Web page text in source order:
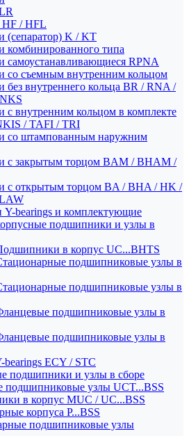
HF / HFL
(сепаратор) K / KT
комбинированного типа
RPNA
со съемным внутренним кольцом
внутреннего кольца BR / RNA /
внутренним кольцом в комплекте
/ TAFI / TRI
со штампованным наружним
с закрытым торцом BAM / BHAM /
с открытым торцом BA / BHA / HK /
bearings и комплектующие
подшипники и узлы в
в корпус UC...BHTS
подшипниковые узлы в
подшипниковые узлы в
подшипниковые узлы в
подшипниковые узлы в
ECY / STC
подшипники и узлы в сборе
узлы UCT...BSS
в корпус MUC / UC...BSS
корпуса P...BSS
подшипниковые узлы